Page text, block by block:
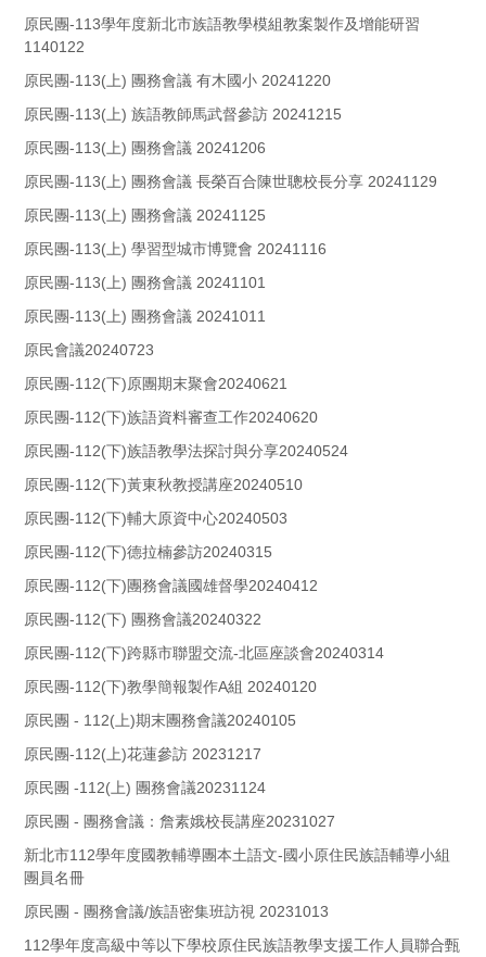
原民團-113學年度新北市族語教學模組教案製作及增能研習
1140122
原民團-113(上) 團務會議 有木國小 20241220
原民團-113(上) 族語教師馬武督參訪 20241215
原民團-113(上) 團務會議 20241206
原民團-113(上) 團務會議 長榮百合陳世聰校長分享 20241129
原民團-113(上) 團務會議 20241125
原民團-113(上) 學習型城市博覽會 20241116
原民團-113(上) 團務會議 20241101
原民團-113(上) 團務會議 20241011
原民會議20240723
原民團-112(下)原團期末聚會20240621
原民團-112(下)族語資料審查工作20240620
原民團-112(下)族語教學法探討與分享20240524
原民團-112(下)黃東秋教授講座20240510
原民團-112(下)輔大原資中心20240503
原民團-112(下)德拉楠參訪20240315
原民團-112(下)團務會議國雄督學20240412
原民團-112(下) 團務會議20240322
原民團-112(下)跨縣市聯盟交流-北區座談會20240314
原民團-112(下)教學簡報製作A組 20240120
原民團 - 112(上)期末團務會議20240105
原民團-112(上)花蓮參訪 20231217
原民團 -112(上) 團務會議20231124
原民團 - 團務會議：詹素娥校長講座20231027
新北市112學年度國教輔導團本土語文-國小原住民族語輔導小組
團員名冊
原民團 - 團務會議/族語密集班訪視 20231013
112學年度高級中等以下學校原住民族語教學支援工作人員聯合甄